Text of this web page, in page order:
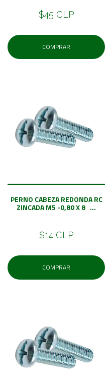
$45 CLP
COMPRAR
PERNO CABEZA REDONDA RC
ZINCADA M5 -0,80 X 8 ...
$14 CLP
COMPRAR